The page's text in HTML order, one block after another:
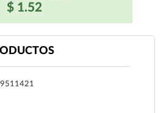
$ 1.52